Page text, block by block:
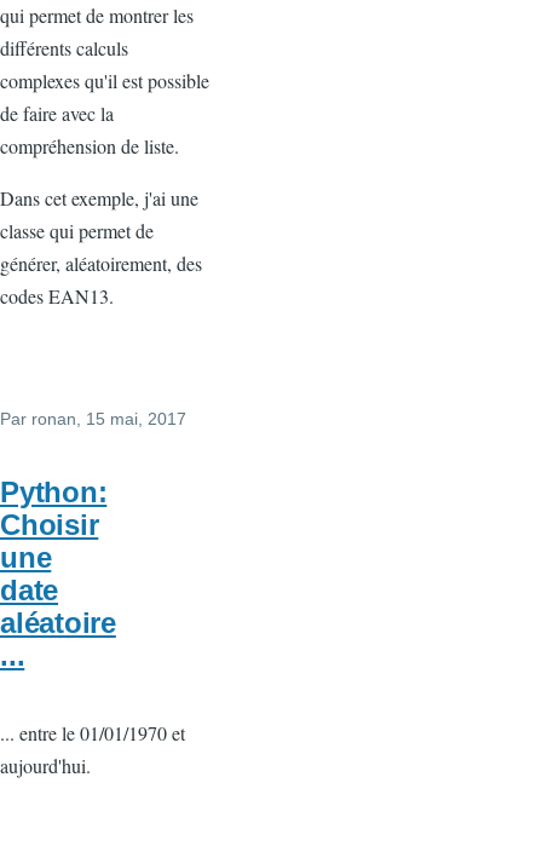
qui permet de montrer les
différents calculs
complexes qu'il est possible
de faire avec la
compréhension de liste.
Dans cet exemple, j'ai une
classe qui permet de
générer, aléatoirement, des
codes EAN13.
Par ronan , 15 mai, 2017
Python:
Choisir
une
date
aléatoire
...
... entre le 01/01/1970 et
aujourd'hui.